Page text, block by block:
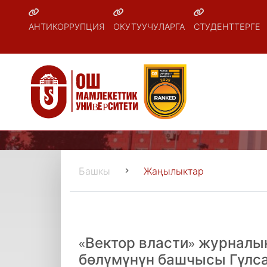
АНТИКОРРУПЦИЯ ОКУТУУЧУЛАРГА СТУДЕНТТЕРГЕ
Башкы Жаңылыктар
«Вектор власти»
бөлүмүнүн башчысы